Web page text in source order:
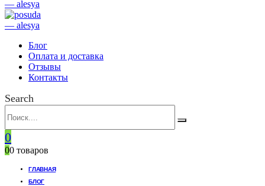
Блог
Оплата и доставка
Отзывы
Контакты
Search
0
00 товаров
ГЛАВНАЯ
БЛОГ